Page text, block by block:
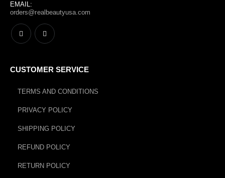
EMAIL:
orders@realbeautyusa.com
CUSTOMER SERVICE
TERMS AND CONDITIONS
PRIVACY POLICY
SHIPPING POLICY
REFUND POLICY
RETURN POLICY